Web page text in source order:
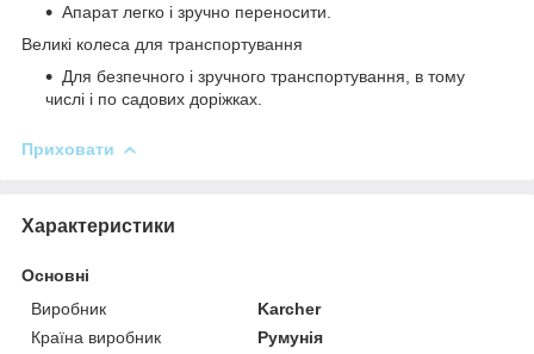
Апарат легко і зручно переносити.
Великі колеса для транспортування
Для безпечного і зручного транспортування, в тому
числі і по садових доріжках.
Приховати
Характеристики
Основні
Виробник
Karcher
Країна виробник
Румунія